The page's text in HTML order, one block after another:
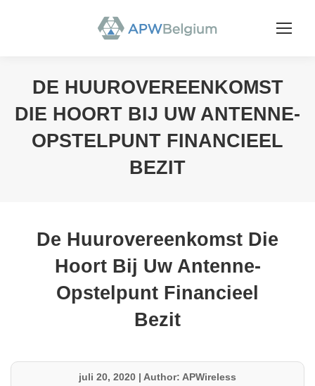
DE HUUROVEREENKOMST
DIE HOORT BIJ UW ANTENNE-
OPSTELPUNT FINANCIEEL
BEZIT
De Huurovereenkomst Die
Hoort Bij Uw Antenne-
Opstelpunt Financieel
Bezit
juli 20, 2020 | Author: APWireless